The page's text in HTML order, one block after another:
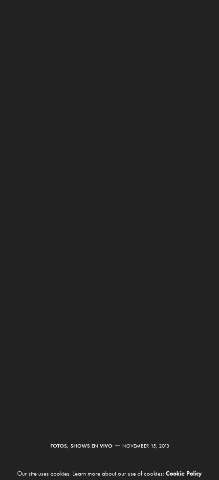
FOTOS, SHOWS EN VIVO NOVEMBER 15, 2013
Japandroids en Niceto
Our site uses cookies. Learn more about our use of cookies: Cookie Policy